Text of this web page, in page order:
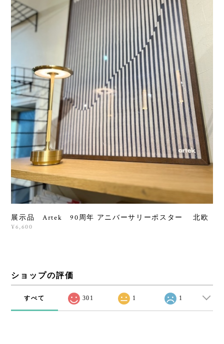
展示品 Artek 90周年 アニバーサリーポスター 北欧
¥6,600
ショップの評価
すべて 301 1 1